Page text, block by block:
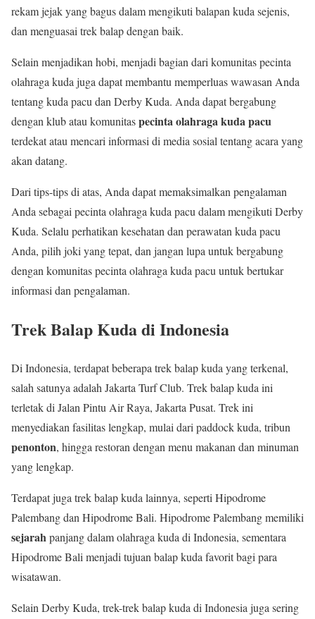
rekam jejak yang bagus dalam mengikuti balapan kuda sejenis,
dan menguasai trek balap dengan baik.
Selain menjadikan hobi, menjadi bagian dari komunitas pecinta
olahraga kuda juga dapat membantu memperluas wawasan Anda
tentang kuda pacu dan Derby Kuda. Anda dapat bergabung
dengan klub atau komunitaspecinta olahraga kuda pacu
terdekat atau mencari informasi di media sosial tentang acara yang
akan datang.
Dari tips-tips di atas, Anda dapat memaksimalkan pengalaman
Anda sebagai pecinta olahraga kuda pacu dalam mengikuti Derby
Kuda. Selalu perhatikan kesehatan dan perawatan kuda pacu
Anda, pilih joki yang tepat, dan jangan lupa untuk bergabung
dengan komunitas pecinta olahraga kuda pacu untuk bertukar
informasi dan pengalaman.
Trek Balap Kuda di Indonesia
Di Indonesia, terdapat beberapa trek balap kuda yang terkenal,
salah satunya adalah Jakarta Turf Club. Trek balap kuda ini
terletak di Jalan Pintu Air Raya, Jakarta Pusat. Trek ini
menyediakan fasilitas lengkap, mulai dari paddock kuda, tribun
penonton, hingga restoran dengan menu makanan dan minuman
yang lengkap.
Terdapat juga trek balap kuda lainnya, seperti Hipodrome
Palembang dan Hipodrome Bali. Hipodrome Palembang memiliki
sejarahpanjang dalam olahraga kuda di Indonesia, sementara
Hipodrome Bali menjadi tujuan balap kuda favorit bagi para
wisatawan.
Selain Derby Kuda, trek-trek balap kuda di Indonesia juga sering